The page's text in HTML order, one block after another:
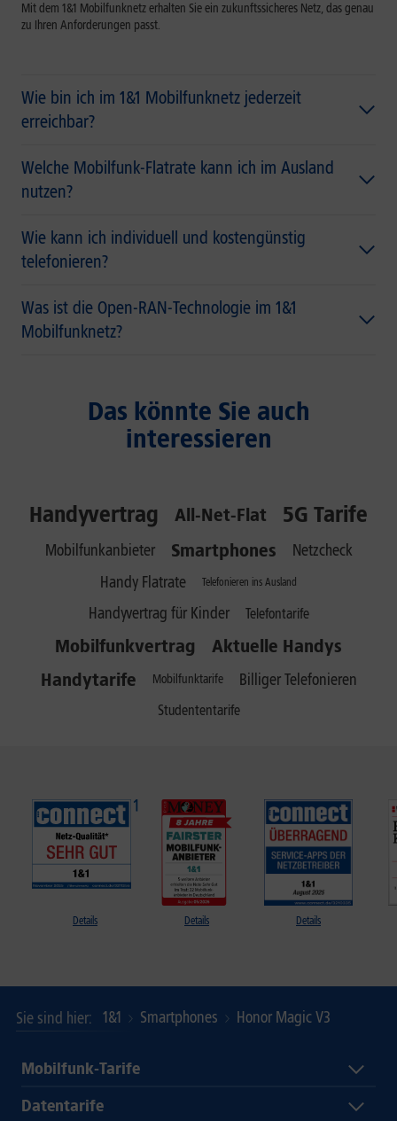
Mit dem 1&1 Mobilfunknetz erhalten Sie ein zukunftssicheres Netz, das genau
zu Ihren Anforderungen passt.
Wie bin ich im 1&1 Mobilfunknetz jederzeit
erreichbar?
Welche Mobilfunk-Flatrate kann ich im Ausland
nutzen?
Wie kann ich individuell und kostengünstig
telefonieren?
Was ist die Open-RAN-Technologie im 1&1
Mobilfunknetz?
Das könnte Sie auch
interessieren
Handyvertrag All-Net-Flat 5G Tarife
Mobilfunkanbieter Smartphones
Netzcheck
Handy Flatrate
Telefonieren ins Ausland
Handyvertrag für Kinder Telefontarife
Mobilfunkvertrag
Aktuelle Handys
Handytarife
Mobilfunktarife Billiger Telefonieren
Studententarife
Details Details Details
Sie sind hier 1&1 Smartphones Honor Magic V3
Mobilfunk-Tarife
Datentarife